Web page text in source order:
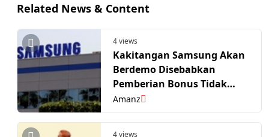
Related News & Content
4 views
Kakitangan Samsung Akan
Berdemo Disebabkan
Pemberian Bonus Tidak
Sama Rata
Amanz
4 views